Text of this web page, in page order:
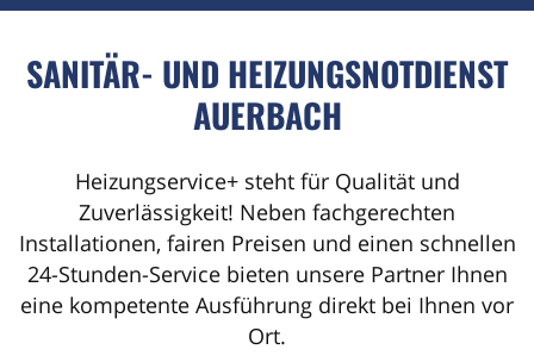
SANITÄR- UND HEIZUNGSNOTDIENST
AUERBACH
Heizungservice+ steht für Qualität und
Zuverlässigkeit! Neben fachgerechten
Installationen, fairen Preisen und einen schnellen
24-Stunden-Service bieten unsere Partner Ihnen
eine kompetente Ausführung direkt bei Ihnen vor
Ort.